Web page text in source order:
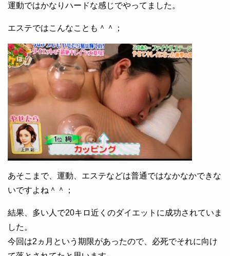
運動ではかなりハードな感じでやってました。
エステではこんなことも＾＾；
あそこまで、運動、エステなどは普通ではなかなかできな
いですよね＾＾；
結果、多い人で20キロ近くのダイエットに成功されていま
した。
今回は2ヵ月という期限があったので、必死でそれに向け